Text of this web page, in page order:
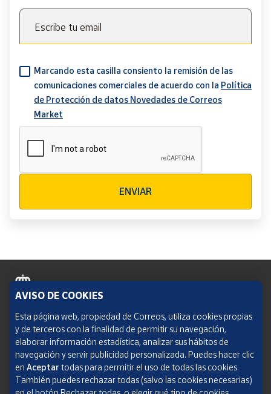
Escribe tu email
Marcando esta casilla consiento la remisión de las
comunicaciones comerciales de acuerdo con la Política
de Protección de datos Novedades de Correos
Market
ENVIAR
Política de cookies
Aviso legal
Condiciones del servicio
Política de Privacidad Web
AVISO DE COOKIES
Esta página web, propiedad de Correos, utiliza cookies propias
y de terceros con la finalidad de permitir su navegación,
elaborar información estadística, analizar sus hábitos de
navegación y servir publicidad personalizada. Puedes hacer clic
en Aceptar todas para permitir el uso de todas las cookies.
También puedes rechazar todas (salvo las cookies necesarias)